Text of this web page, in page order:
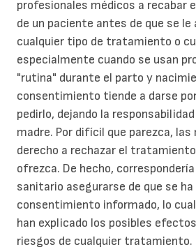
profesionales médicos a recabar
de un paciente antes de que se
cualquier tipo de tratamiento o
especialmente cuando se usan
"rutina" durante el parto y
consentimiento tiende a darse
pedirlo, dejando la
madre. Por difícil que parezca,
derecho a rechazar el
ofrezca. De hecho,
sanitario asegurarse de que se
consentimiento informado, lo
han explicado los posibles
riesgos de cualquier